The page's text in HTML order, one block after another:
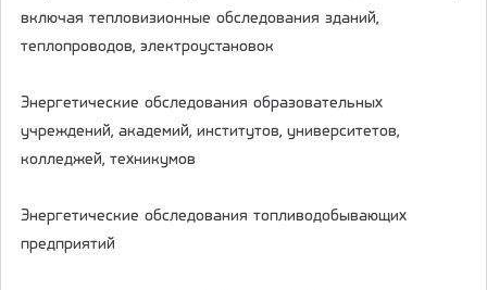
включая тепловизионные обследования зданий,
теплопроводов, электроустановок
Энергетические обследования образовательных
учреждений, академий, институтов, университетов,
колледжей, техникумов
Энергетические обследования топливодобывающих
предприятий